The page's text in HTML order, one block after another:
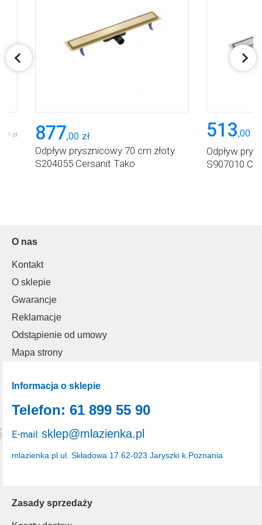
00 zł 877,00 zł
Odpływ prysznicowy 70 cm złoty
S204055 Cersanit Tako
513,00
Odpływ
S907010
O nas
Kontakt
O sklepie
Gwarancje
Reklamacje
Odstąpienie od umowy
Mapa strony
Zasady sprzedaży
Informacja o sklepie
mlazienka.pl ul. Składowa 17 62-023 Jaryszki k.Poznania
Telefon: 61 899 55 90
E-mail: sklep@mlazienka.pl